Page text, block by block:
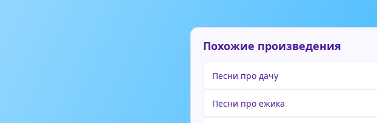
Похожие произведения
Песни про дачу
Песни про ежика